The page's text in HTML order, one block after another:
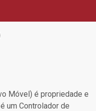
Móvel) é propriedade e
um Controlador de